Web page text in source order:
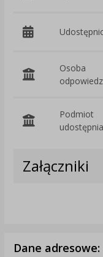
Osoba
Podmiot
Załączniki
Dane adresowe: